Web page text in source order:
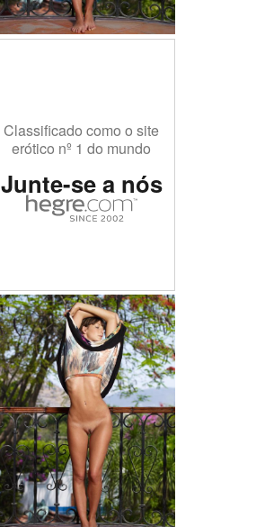
Classificado como o site
erótico nº 1 do mundo
Junte-se a nós